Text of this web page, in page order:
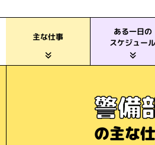
主な仕事
ある一日の
スケジュール
警備
の主な